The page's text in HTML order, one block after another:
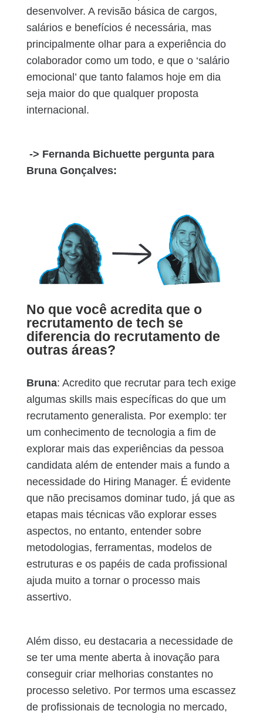
desenvolver. A revisão básica de cargos,
salários e benefícios é necessária, mas
principalmente olhar para a experiência do
colaborador como um todo, e que o ‘salário
emocional’ que tanto falamos hoje em dia
seja maior do que qualquer proposta
internacional.
-> Fernanda Bichuette pergunta para
Bruna Gonçalves:
No que você acredita que o
recrutamento de tech se
diferencia do recrutamento de
outras áreas?
Bruna: Acredito que recrutar para tech exige
algumas skills mais específicas do que um
recrutamento generalista. Por exemplo: ter
um conhecimento de tecnologia a fim de
explorar mais das experiências da pessoa
candidata além de entender mais a fundo a
necessidade do Hiring Manager. É evidente
que não precisamos dominar tudo, já que as
etapas mais técnicas vão explorar esses
aspectos, no entanto, entender sobre
metodologias, ferramentas, modelos de
estruturas e os papéis de cada profissional
ajuda muito a tornar o processo mais
assertivo.
Além disso, eu destacaria a necessidade de
se ter uma mente aberta à inovação para
conseguir criar melhorias constantes no
processo seletivo. Por termos uma escassez
de profissionais de tecnologia no mercado,